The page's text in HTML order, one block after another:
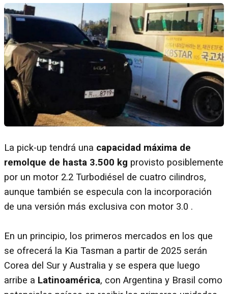
La pick-up tendrá una capacidad máxima de
remolque de hasta 3.500 kg provisto posiblemente
por un motor 2.2 Turbodiésel de cuatro cilindros,
aunque también se especula con la incorporación
de una versión más exclusiva con motor 3.0 .
En un principio, los primeros mercados en los que
se ofrecerá la Kia Tasman a partir de 2025 serán
Corea del Sur y Australia y se espera que luego
arribe a Latinoamérica, con Argentina y Brasil como